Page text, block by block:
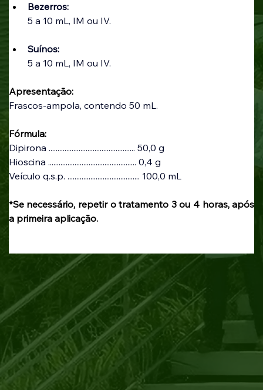
Bezerros:
5 a 10 mL, IM ou IV.
Suínos:
5 a 10 mL, IM ou IV.
Apresentação:
Frascos-ampola, contendo 50 mL.
Fórmula:
Dipirona ................................................. 50,0 g
Hioscina .................................................. 0,4 g
Veículo q.s.p. ......................................... 100,0 mL
*Se necessário, repetir o tratamento 3 ou 4 horas, após
a primeira aplicação.